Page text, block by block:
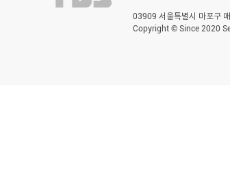
03909 서울특별시 마포구
Copyright © Since 2020